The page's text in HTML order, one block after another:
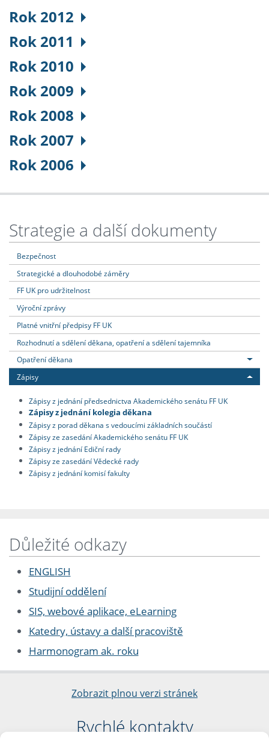
Rok 2012
Rok 2011
Rok 2010
Rok 2009
Rok 2008
Rok 2007
Rok 2006
Strategie a další dokumenty
Bezpečnost
Strategické a dlouhodobé záměry
FF UK pro udržitelnost
Výroční zprávy
Platné vnitřní předpisy FF UK
Rozhodnutí a sdělení děkana, opatření a sdělení tajemníka
Opatření děkana
Zápisy
Zápisy z jednání předsednictva Akademického senátu FF UK
Zápisy z jednání kolegia děkana
Zápisy z porad děkana s vedoucími základních součástí
Zápisy ze zasedání Akademického senátu FF UK
Zápisy z jednání Ediční rady
Zápisy ze zasedání Vědecké rady
Zápisy z jednání komisí fakulty
Důležité odkazy
ENGLISH
Studijní oddělení
SIS, webové aplikace, eLearning
Katedry, ústavy a další pracoviště
Harmonogram ak. roku
Zobrazit plnou verzi stránek
Rychlé kontakty